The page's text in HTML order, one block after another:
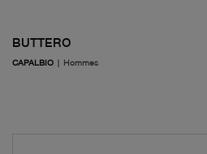
BUTTERO
CAPALBIO | Hommes